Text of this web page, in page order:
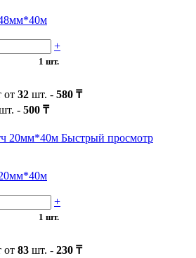
+
1 шт.
от 32 шт. - 580 ₸
- 500 ₸
Быстрый просмотр
+
1 шт.
от 83 шт. - 230 ₸